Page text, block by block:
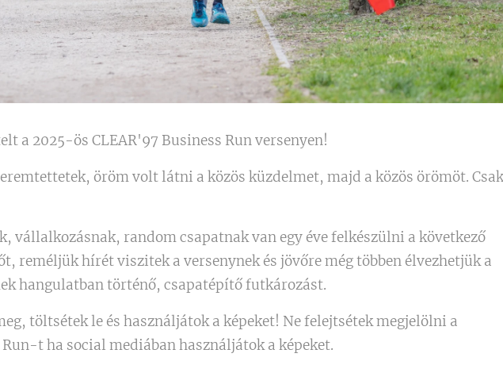
a 2025-ös CLEAR'97 Business Run versenyen!
öröm volt látni a közös küzdelmet, majd a közös örömöt. Csak
vállalkozásnak, random csapatnak van egy éve felkészülni a következő
reméljük hírét viszitek a versenynek és jövőre még többen élvezhetjük a
hangulatban történő, csapatépítő futkározást.
töltsétek le és használjátok a képeket! Ne felejtsétek megjelölni a
Run-t ha social mediában használjátok a képeket.